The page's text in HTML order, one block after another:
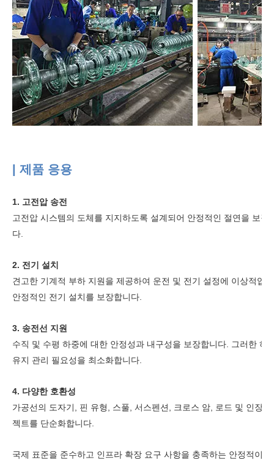
| 제품 응용
1. 고전압 송전
고전압 시스템의 도체를 지지하도록 설계되어 안정적인 절연을 보
다.
2. 전기 설치
견고한 기계적 부하 지원을 제공하여 운전 및 전기 설정에 이상적입
안정적인 전기 설치를 보장합니다.
3. 송전선 지원
수직 및 수평 하중에 대한 안정성과 내구성을 보장합니다. 그러한
유지 관리 필요성을 최소화합니다.
4. 다양한 호환성
가공선의 도자기, 핀 유형, 스풀, 서스펜션, 크로스 암, 로드 및 인장
젝트를 단순화합니다.
국제 표준을 준수하고 인프라 확장 요구 사항을 충족하는 안정적이